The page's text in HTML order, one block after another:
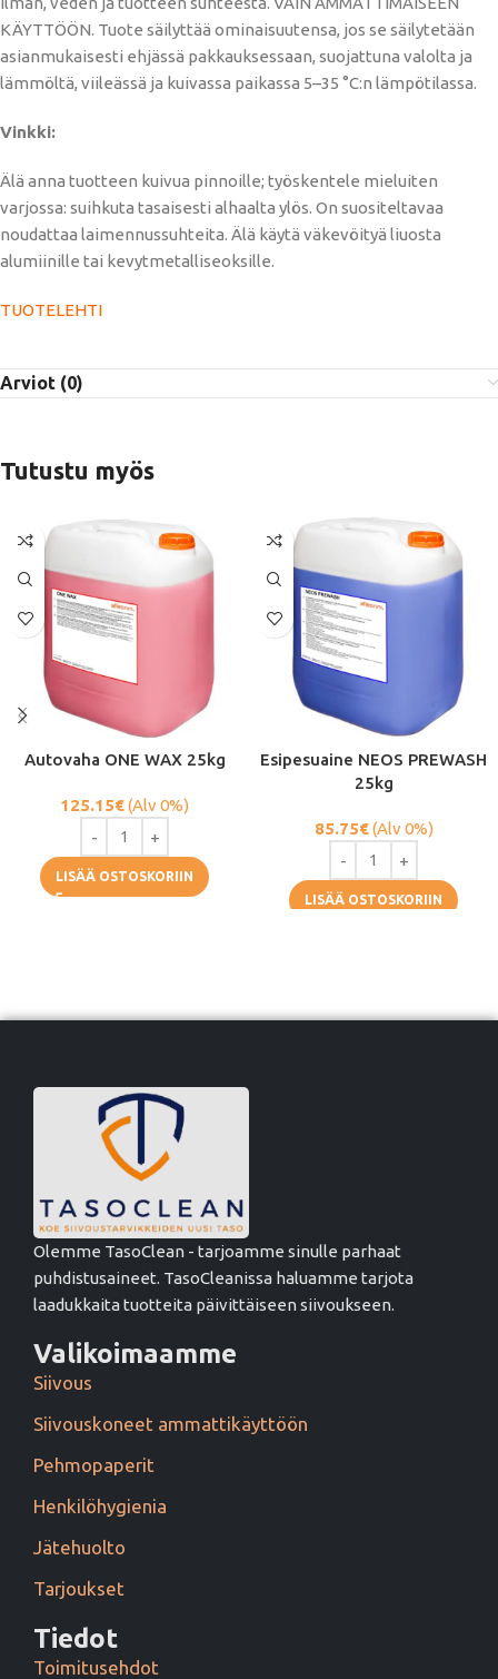
KÄYTTÖÖN. Tuote säilyttää ominaisuutensa, jos se säilytetään
asianmukaisesti ehjässä pakkauksessaan, suojattuna valolta ja
lämmöltä, viileässä ja kuivassa paikassa 5–35 °C:n lämpötilassa.
Vinkki:
Älä anna tuotteen kuivua pinnoille; työskentele mieluiten
varjossa: suihkuta tasaisesti alhaalta ylös. On suositeltavaa
noudattaa laimennussuhteita. Älä käytä väkevöityä liuosta
alumiinille tai kevytmetalliseoksille.
TUOTELEHTI
Arviot (0)
Tutustu myös
Autovaha ONE WAX 25kg
125.15€(Alv 0%)
LISÄÄ OSTOSKORIIN
Esipesuaine NEOS PREWASH
25kg
85.75€(Alv 0%)
LISÄÄ OSTOSKORIIN
Olemme TasoClean - tarjoamme sinulle parhaat
puhdistusaineet. TasoCleanissa haluamme tarjota
laadukkaita tuotteita päivittäiseen siivoukseen.
Valikoimaamme
Siivous
Siivouskoneet ammattikäyttöön
Pehmopaperit
Henkilöhygienia
Jätehuolto
Tarjoukset
Tiedot
Toimitusehdot